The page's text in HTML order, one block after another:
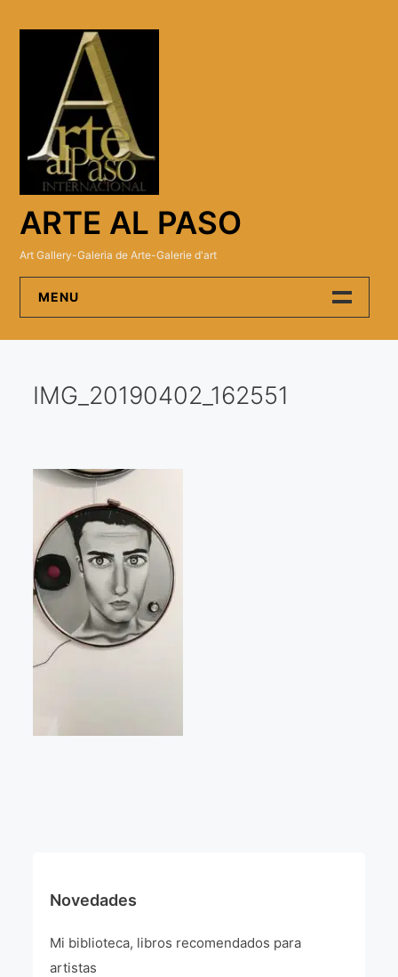
ARTE AL PASO
Art Gallery-Galeria de Arte-Galerie d'art
MENU
Artistas
Visitas a los ateliers o talleres de artistas
Qué dicen de nosotros?
Aviso legal
Política de cookies
L’art Colombien à Paris 2019
IMG_20190402_162551
Novedades
Mi biblioteca, libros recomendados para
artistas